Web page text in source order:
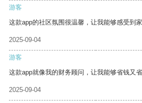
游客
这款app的社区氛围很温馨，让我能够感受到家
2025-09-04
游客
这款app就像我的财务顾问，让我能够省钱又省
2025-09-04